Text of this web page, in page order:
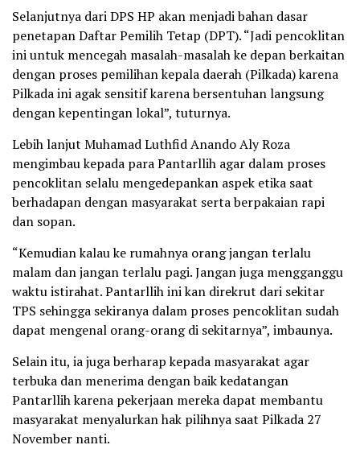
Selanjutnya dari DPS HP akan menjadi bahan dasar
penetapan Daftar Pemilih Tetap (DPT). “Jadi pencoklitan
ini untuk mencegah masalah-masalah ke depan berkaitan
dengan proses pemilihan kepala daerah (Pilkada) karena
Pilkada ini agak sensitif karena bersentuhan langsung
dengan kepentingan lokal”, tuturnya.
Lebih lanjut Muhamad Luthfid Anando Aly Roza
mengimbau kepada para Pantarllih agar dalam proses
pencoklitan selalu mengedepankan aspek etika saat
berhadapan dengan masyarakat serta berpakaian rapi
dan sopan.
“Kemudian kalau ke rumahnya orang jangan terlalu
malam dan jangan terlalu pagi. Jangan juga mengganggu
waktu istirahat. Pantarllih ini kan direkrut dari sekitar
TPS sehingga sekiranya dalam proses pencoklitan sudah
dapat mengenal orang-orang di sekitarnya”, imbaunya.
Selain itu, ia juga berharap kepada masyarakat agar
terbuka dan menerima dengan baik kedatangan
Pantarllih karena pekerjaan mereka dapat membantu
masyarakat menyalurkan hak pilihnya saat Pilkada 27
November nanti.